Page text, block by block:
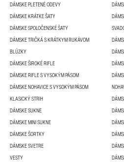
DÁMSKE PLETENÉ ODEVY
DÁMSKE KRÁTKE ŠATY
DÁMSKE SPOLOČENSKÉ ŠATY
DÁMSKE TRIČKÁ S KRÁTKYM RUKÁVOM
BLÚZKY
DÁMSKE ŠIROKÉ RIFLE
DÁMSKE RIFLE S VYSOKÝM PÁSOM
DÁMSKE NOHAVICE S VYSOKÝM PÁSOM
KLASICKÝ STRIH
DÁMSKE SUKNE
DÁMSKE MINI SUKNE
DÁMSKE ŠORTKY
DÁMSKE SVETRE
VESTY